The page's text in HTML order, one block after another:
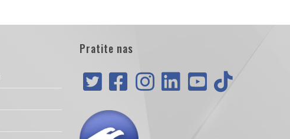
Pratite nas